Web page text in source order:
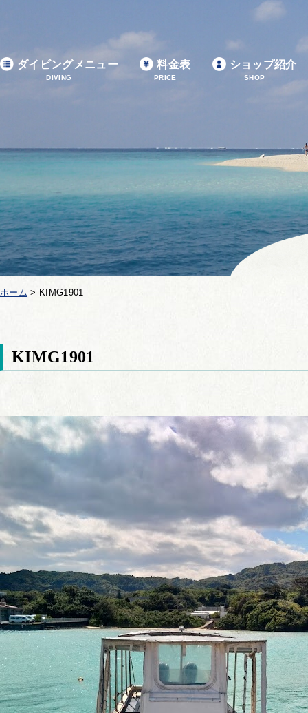
ダイビングメニュー
DIVING
料金表
PRICE
ショップ紹介
SHOP
ホーム > KIMG1901
KIMG1901